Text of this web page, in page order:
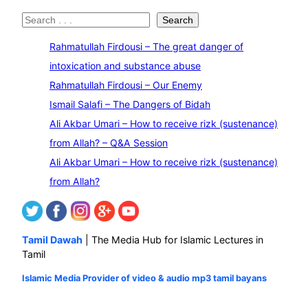
S
Search
Rahmatullah Firdousi – The great danger of
intoxication and substance abuse
Rahmatullah Firdousi – Our Enemy
Ismail Salafi – The Dangers of Bidah
Ali Akbar Umari – How to receive rizk (sustenance)
from Allah? – Q&A Session
Ali Akbar Umari – How to receive rizk (sustenance)
from Allah?
Tamil Dawah | The Media Hub for Islamic Lectures in
Tamil
Islamic Media Provider of video & audio mp3 tamil bayans